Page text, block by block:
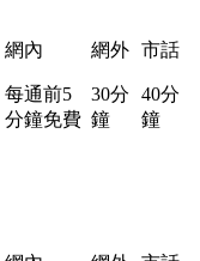
網內
每通前5
分鐘免費
網外
30分
鐘
市話
40分
鐘